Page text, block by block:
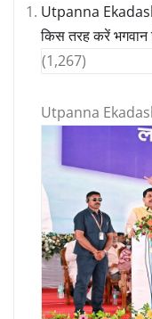
Utpanna
किस तरह करें भगवान
(1,267)
Utpanna